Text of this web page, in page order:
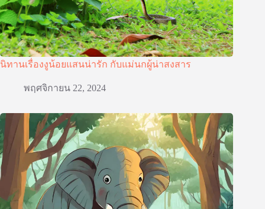
นิทานเรื่องงูน้อยแสนน่ารัก กับแม่นกผู้น่าสงสาร
พฤศจิกายน 22, 2024